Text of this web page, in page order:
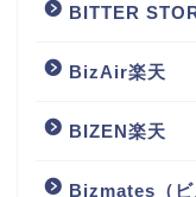
BITTER
BizAir楽天
BIZEN楽天
Bizmates（ビ